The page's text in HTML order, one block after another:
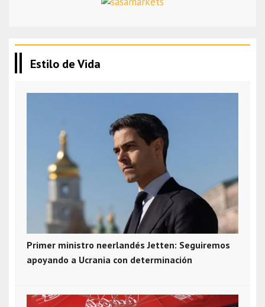
Estilo de Vida
Primer ministro neerlandés Jetten: Seguiremos
apoyando a Ucrania con determinación